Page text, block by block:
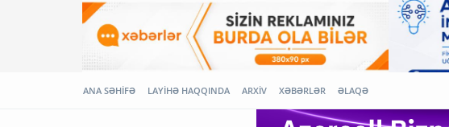
ANA SƏHİFƏ LAYİHƏ HAQQINDA ARXİV XƏBƏRLƏR ƏLAQƏ